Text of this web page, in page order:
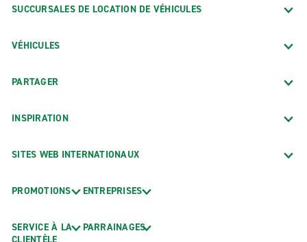
SUCCURSALES DE LOCATION DE VÉHICULES
VÉHICULES
PARTAGER
INSPIRATION
SITES WEB INTERNATIONAUX
PROMOTIONS
SERVICE À LA
ENTREPRISES
PARRAINAGES